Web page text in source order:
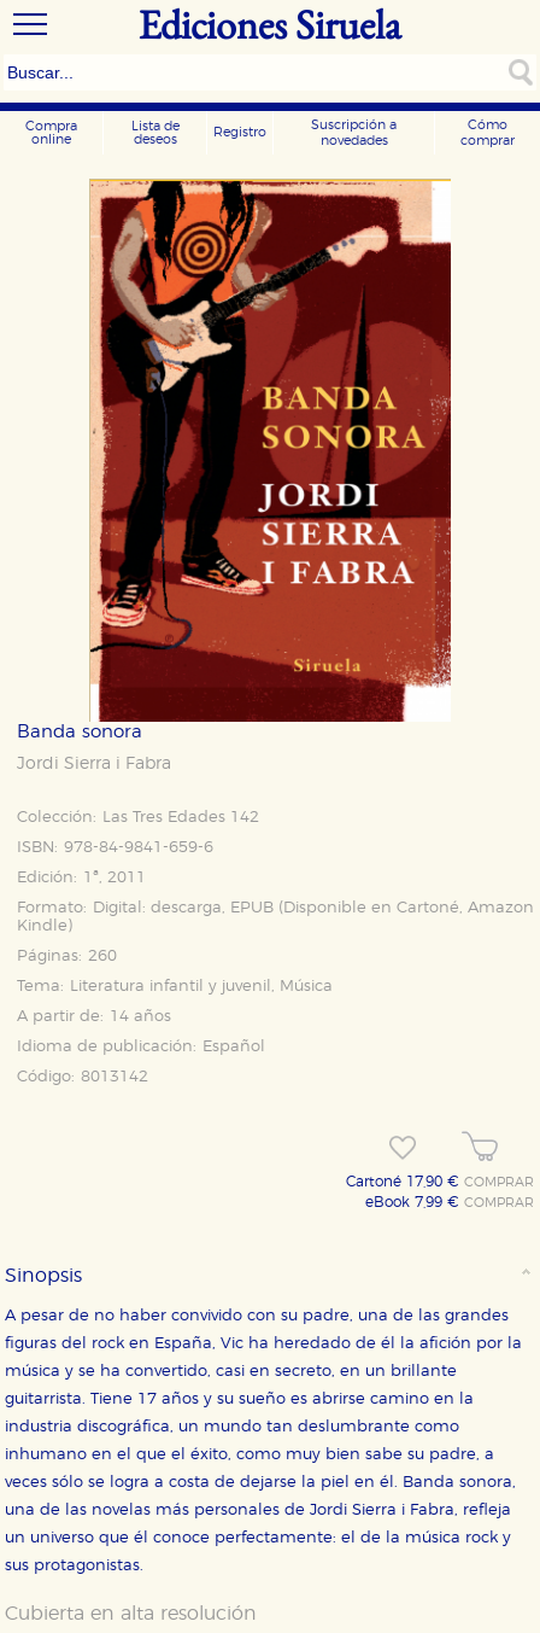
Ediciones Siruela
Compra
online
Lista de
deseos
Registro
Suscripción a
novedades
Cómo
comprar
Banda sonora
Jordi Sierra i Fabra
Colección:
Las Tres Edades 142
ISBN: 978-84-9841-659-6
Edición: 1ª, 2011
Formato:
Digital: descarga, EPUB (Disponible enCartoné,Amazon
Kindle )
Páginas: 260
Tema:
Literatura infantil y juvenil, Música
A partir de: 14 años
Idioma de publicación:
Español
Código: 8013142
Cartoné 17,90 €COMPRAR
eBook 7,99 €COMPRAR
Sinopsis
A pesar de no haber convivido con su padre, una de las grandes
figuras del rock en España, Vic ha heredado de él la afición por la
música y se ha convertido, casi en secreto, en un brillante
guitarrista. Tiene 17 años y su sueño es abrirse camino en la
industria discográfica, un mundo tan deslumbrante como
inhumano en el que el éxito, como muy bien sabe su padre, a
veces sólo se logra a costa de dejarse la piel en él. Banda sonora,
una de las novelas más personales de Jordi Sierra i Fabra, refleja
un universo que él conoce perfectamente: el de la música rock y
sus protagonistas.
Cubierta en alta resolución